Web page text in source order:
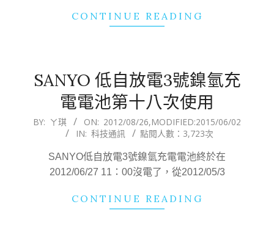
CONTINUE READING
SANYO 低自放電3號鎳氫充
電電池第十八次使用
2012-
BY: ㄚ琪 ON: 2012/08/26,MODIFIED:2015/06/02
IN: 科技通訊 點閱人數：3,723次
SANYO低自放電3號鎳氫充電電池終於在
2012/06/27 11：00沒電了，從2012/05/3
CONTINUE READING